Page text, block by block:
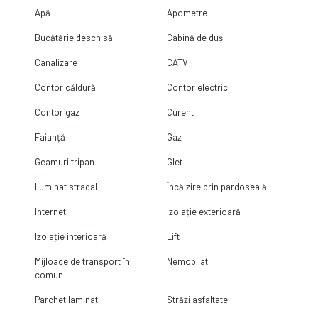
vest-europene și materiale atent selecționate:
fațadă ventilată cu cărămidă aparentă tip klinker;
tâmplărie performantă;
finisaje premium;
Locație care îți simplifică viața
Ai acces rapid către toate punctele importante din nordul
• Băneasa Shopping City – 15 minute
• Pipera și zona de business – 20 minute
Apă Apometre
Bucătărie deschisă Cabină de duș
Canalizare CATV
Contor căldură Contor electric
Contor gaz Curent
Faianță Gaz
Geamuri tripan Glet
Iluminat stradal Încălzire prin pardoseală
Internet Izolație exterioară
Izolație interioară Lift
Mijloace de transport în
comun
Nemobilat
Parchet laminat Străzi asfaltate